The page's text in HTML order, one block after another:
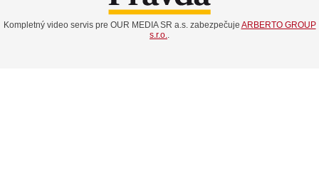
Kompletný video servis pre OUR MEDIA SR a.s. zabezpečuje ARBERTO GROUP
s.r.o..